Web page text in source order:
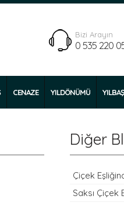
Bizi Arayın
0 535 220
CENAZE YILDÖNÜMÜ
Diğer
Çiçek
Saksı Çiçek